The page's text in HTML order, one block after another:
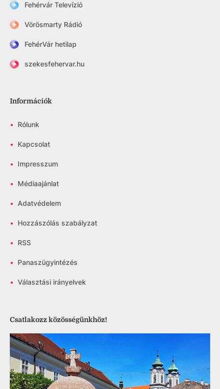
Fehérvár Televízió
Vörösmarty Rádió
FehérVár hetilap
szekesfehervar.hu
Információk
• Rólunk
• Kapcsolat
• Impresszum
• Médiaajánlat
• Adatvédelem
• Hozzászólás szabályzat
• RSS
• Panaszügyintézés
• Választási irányelvek
Csatlakozz közösségünkhöz!